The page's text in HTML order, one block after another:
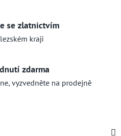
se zlatnictvím
kraji
zdarma
vyzvedněte na prodejně